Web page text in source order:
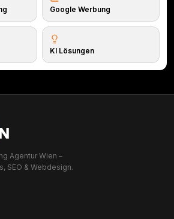
Google Werbung
KI Lösungen
Agentur Wien –
SEO & Webdesign.